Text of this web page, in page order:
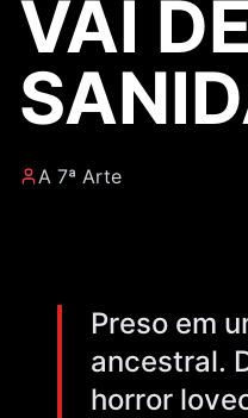
VAI
A 7ª Arte
Preso em
ancestral.
horror